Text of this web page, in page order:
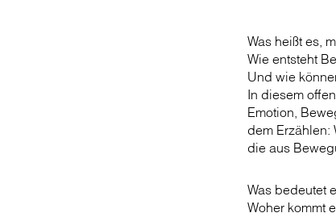
Was heißt es,
Wie entsteht
Und wie
In diesem
Emotion,
dem
die aus
Was bedeutet
Woher kommt